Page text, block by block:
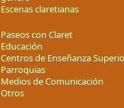
Escenas claretianas
Paseos con Claret
Educación
Centros de Enseñanza
Parroquias
Medios de Comunicación
Otros